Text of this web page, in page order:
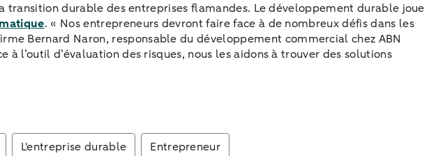
durable des entreprises flamandes. Le développement durable joue
. « Nos entrepreneurs devront faire face à de nombreux défis dans les
Bernard Naron, responsable du développement commercial chez ABN
l’outil d’évaluation des risques, nous les aidons à trouver des solutions
L'entreprise durable Entrepreneur